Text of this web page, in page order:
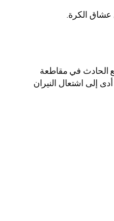
عشاق الكرة.
وذلك عقب حادث أليم حصل له عن عمر 28 عامًا، وشقيقه فقد وقع الحادث في مقاطعة
إلى اشتعال النيران